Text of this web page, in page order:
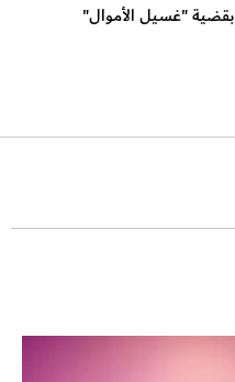
بقضية "غسيل الأموال"